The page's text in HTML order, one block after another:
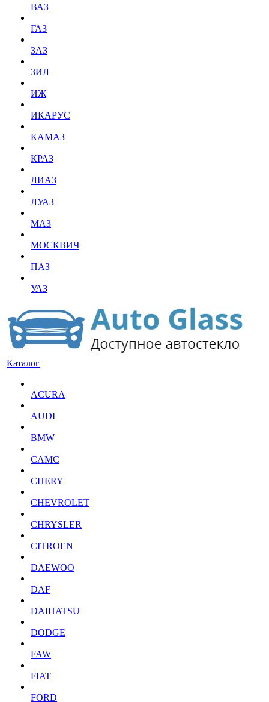
ВАЗ
ГАЗ
ЗАЗ
ЗИЛ
ИЖ
ИКАРУС
КАМАЗ
КРАЗ
ЛИАЗ
ЛУАЗ
МАЗ
МОСКВИЧ
ПАЗ
УАЗ
Каталог
ACURA
AUDI
BMW
CAMC
CHERY
CHEVROLET
CHRYSLER
CITROEN
DAEWOO
DAF
DAIHATSU
DODGE
FAW
FIAT
FORD